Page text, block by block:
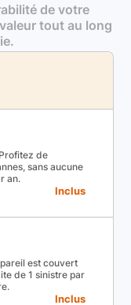
de votre
tout au long
Profitez de
sans aucune
an.
Inclus
est couvert
de 1 sinistre par
Inclus